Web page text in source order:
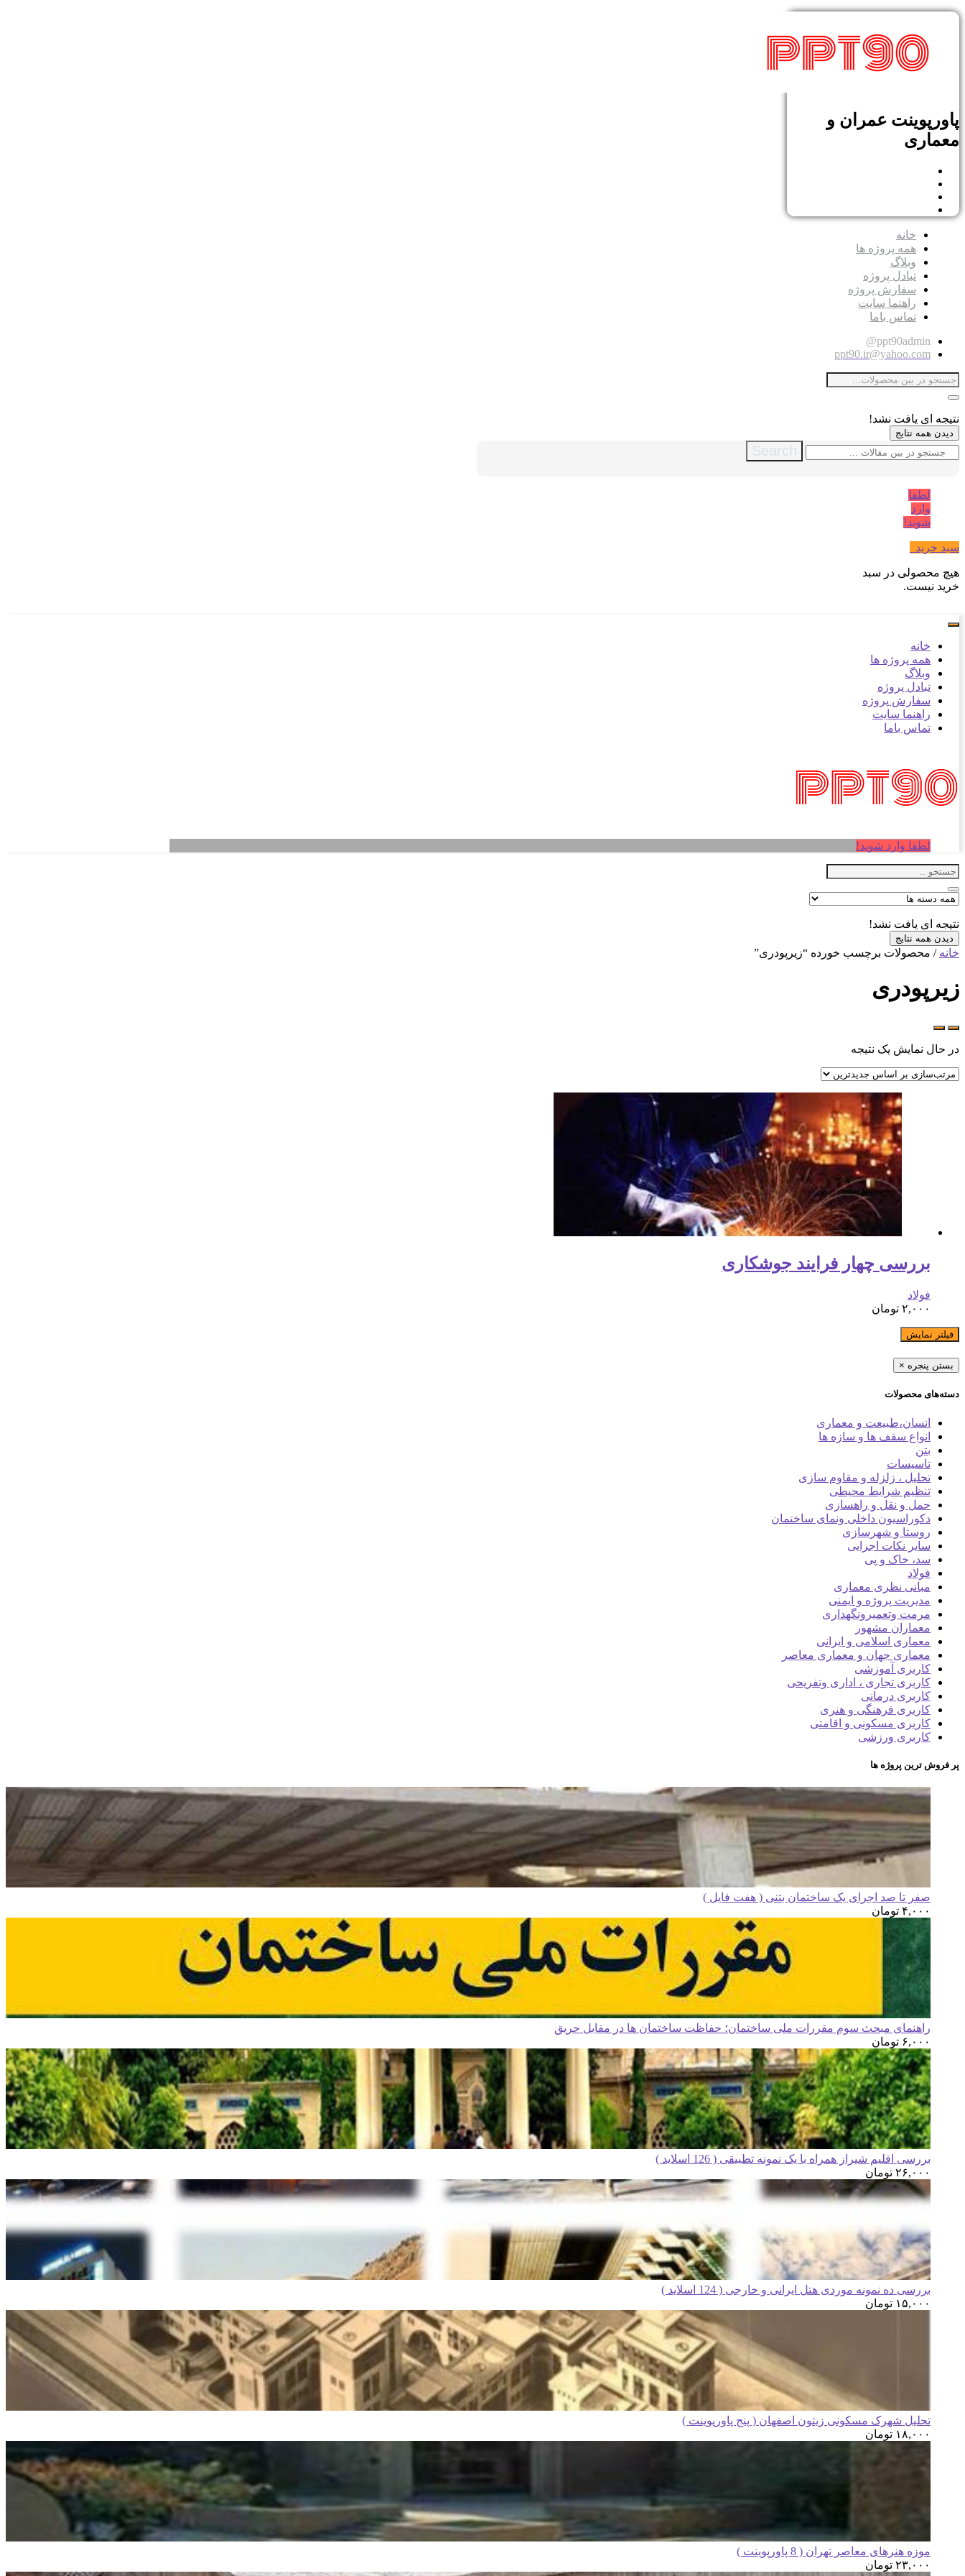
پاورپوینت عمران و
معماری
خانه
همه پروژه ها
وبلاگ
تبادل پروژه
سفارش پروژه
راهنما سایت
تماس باما
ppt90admin@
ppt90.ir@yahoo.com
نتیجه ای یافت نشد!
دیدن همه نتایج
Search
لطفا
وارد
شوید!
سبد خرید
هیچ محصولی در سبد
خرید نیست.
خانه
همه پروژه ها
وبلاگ
تبادل پروژه
سفارش پروژه
راهنما سایت
تماس باما
لطفا وارد شوید!
نتیجه ای یافت نشد!
دیدن همه نتایج
خانه / محصولات برچسب خورده “زيرپودری”
زيرپودری
در حال نمایش یک نتیجه
بررسی چهار فرایند جوشکاری
فولاد
۲,۰۰۰ تومان
فیلتر نمایش
بستن پنجره ×
دسته‌های محصولات
انسان،طبیعت و معماری
انواع سقف ها و سازه ها
بتن
تاسیسات
تحلیل ، زلزله و مقاوم سازی
تنظیم شرایط محیطی
حمل و نقل و راهسازی
دکوراسیون داخلی ونمای ساختمان
روستا و شهرسازی
سایر نکات اجرایی
سد، خاک و پی
فولاد
مبانی نظری معماری
مدیریت پروژه و ایمنی
مرمت وتعمیرونگهداری
معماران مشهور
معماری اسلامی و ایرانی
معماری جهان و معماری معاصر
کاربری آموزشی
کاربری تجاری ، اداری وتفریحی
کاربری درمانی
کاربری فرهنگی و هنری
کاربری مسکونی و اقامتی
کاربری ورزشی
پر فروش ترین پروژه ها
صفر تا صد اجرای یک ساختمان بتنی ( هفت فایل )
۴,۰۰۰ تومان
راهنمای مبحث سوم مقررات ملی ساختمان؛ حفاظت ساختمان ها در مقابل حریق
۶,۰۰۰ تومان
بررسی اقلیم شیراز همراه با یک نمونه تطبیقی ( 126 اسلاید )
۲۶,۰۰۰ تومان
بررسی ده نمونه موردی هتل ایرانی و خارجی ( 124 اسلاید )
۱۵,۰۰۰ تومان
تحلیل شهرک مسکونی زیتون اصفهان ( پنج پاورپوینت )
۱۸,۰۰۰ تومان
موزه هنرهای معاصر تهران ( 8 پاورپوینت )
۲۳,۰۰۰ تومان